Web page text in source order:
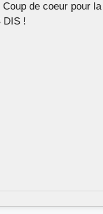
de coeur pour
DIS !